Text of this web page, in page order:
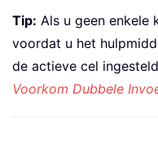
Tip: Als u geen enkele
voordat u het
de actieve cel
Voorkom Dubbele